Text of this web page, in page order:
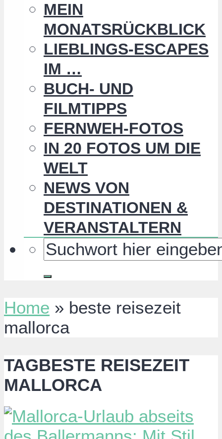
MEIN
MONATSRÜCKBLICK
LIEBLINGS-ESCAPES
IM …
BUCH- UND
FILMTIPPS
FERNWEH-FOTOS
IN 20 FOTOS UM DIE
WELT
NEWS VON
DESTINATIONEN &
VERANSTALTERN
Home » beste reisezeit
mallorca
TAGBESTE REISEZEIT
MALLORCA